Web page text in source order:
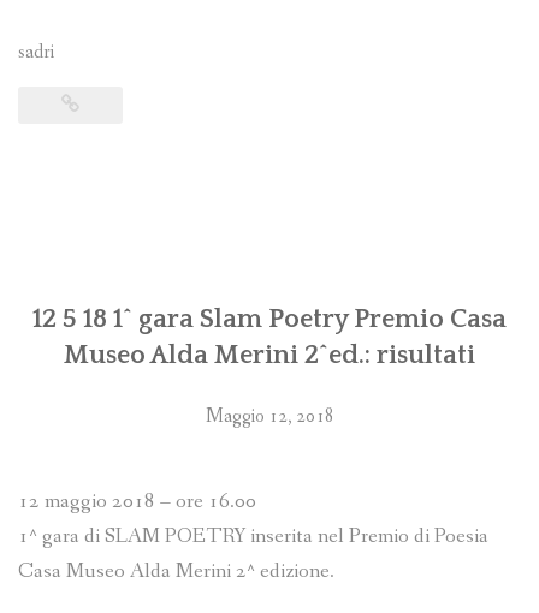
sadri
12 5 18 1^ gara Slam Poetry Premio Casa
Museo Alda Merini 2^ed.: risultati
Maggio 12, 2018
12 maggio 2018 – ore 16.00
1^ gara di SLAM POETRY inserita nel Premio di Poesia
Casa Museo Alda Merini 2^ edizione.